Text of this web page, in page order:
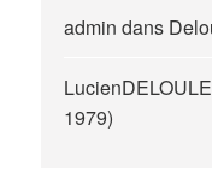
admin dans
LucienDELOULE
1979)